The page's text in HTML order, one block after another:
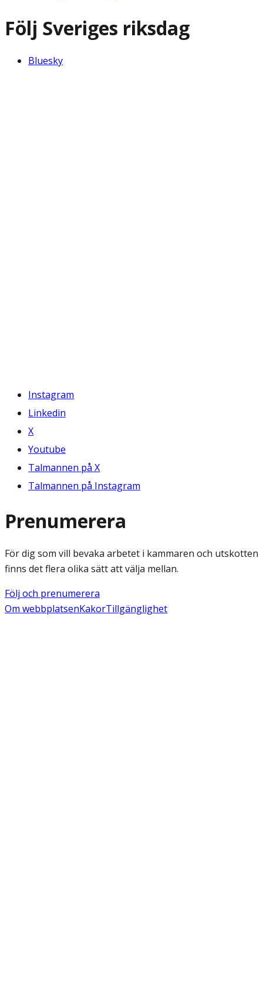
Följ Sveriges riksdag
Bluesky
Instagram
Linkedin
X
Youtube
Talmannen på X
Talmannen på Instagram
Prenumerera
För dig som vill bevaka arbetet i kammaren och utskotten
finns det flera olika sätt att välja mellan.
Följ och prenumerera
Om webbplatsenKakorTillgänglighet